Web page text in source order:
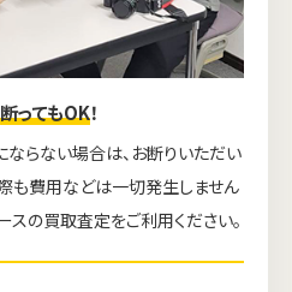
断ってもOK！
らない場合は、お断りいただい
も費用などは一切発生しません
スの買取査定をご利用ください。